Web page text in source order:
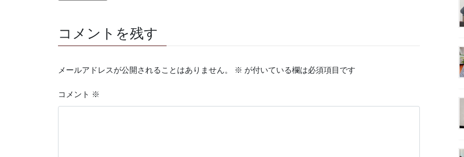
コメントを残す
メールアドレスが公開されることはありません。 ※ が付いている欄は必須項目です
コメント ※